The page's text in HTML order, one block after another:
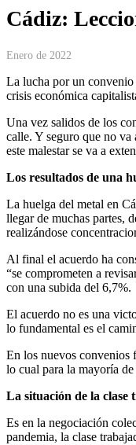
Cádiz:
Enero de 2022
La lucha por un convenio
crisis económica
Una vez salidos de los
calle. Y seguro que no va
este malestar se va a
Los resultados de una
La huelga del metal en
llegar de muchas partes,
realizándose
Al final el acuerdo ha
“se comprometen a
con una subida del 6,7%.
El acuerdo no es una
lo fundamental es el
En los nuevos convenios
lo cual para la mayoría
La situación de la clase
Es en la negociación
pandemia, la clase